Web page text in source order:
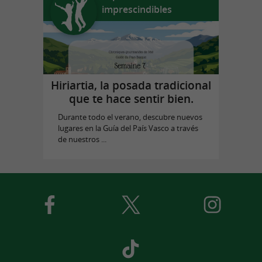
imprescindibles
Hiriartia, la posada tradicional
que te hace sentir bien.
Durante todo el verano, descubre nuevos
lugares en la Guía del País Vasco a través
de nuestros ...